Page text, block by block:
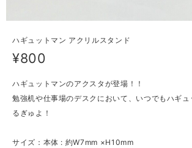
ハギュットマン アクリルスタンド
¥800
ハギュットマンのアクスタが登場！！
勉強机や仕事場のデスクにおいて、いつでもハギ
るぎゅよ！
サイズ：本体 : 約W7mm ×H10mm